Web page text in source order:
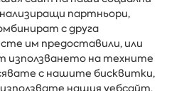
АБОНИРАЙ СЕ
АЛБЕНА
партньори,
с друга
им предоставили, или
използването на техните
с нашите бисквитки,
нашия уебсайт.